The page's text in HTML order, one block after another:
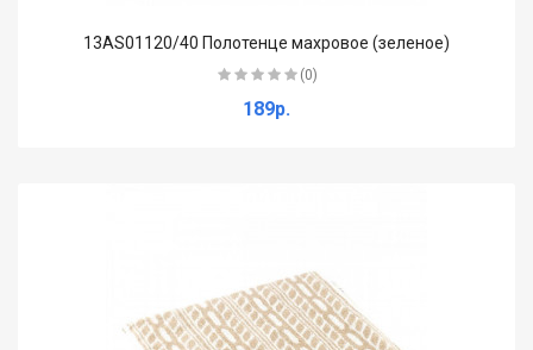
13AS01120/40 Полотенце махровое (зеленое)
(0)
189р.